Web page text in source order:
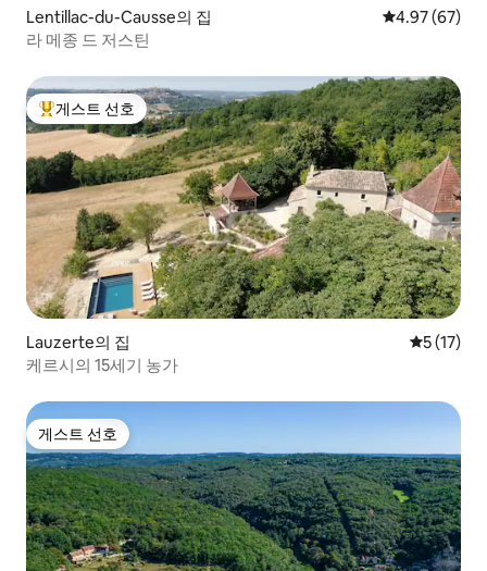
Lentillac-du-Causse의 집 평점 4.97점(5
4.97 (67)
라 메종 드 저스틴
상위 게스트 선호
게스트 선호
Lauzerte의 집 평점 5점
5 (17)
케르시의 15세기 농가
게스트 선호
게스트 선호